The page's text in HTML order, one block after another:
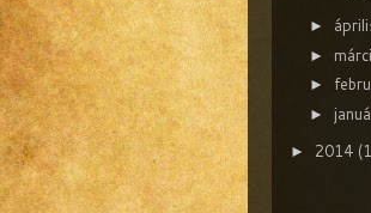
►
►
►
►
► 2014